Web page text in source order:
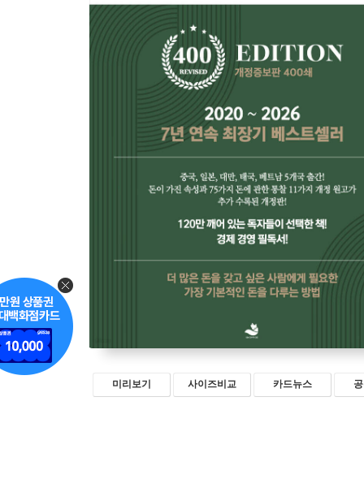
미리보기 사이즈비교 카드뉴스